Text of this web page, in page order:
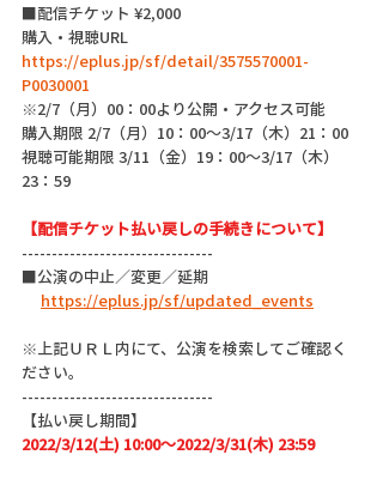
■配信チケット ¥2,000
購入・視聴URL
https://eplus.jp/sf/detail/3575570001-
P0030001
※2/7（月）00：00より公開・アクセス可能
購入期限 2/7（月）10：00～3/17（木）21：00
視聴可能期限 3/11（金）19：00～3/17（木）
23：59
【配信チケット払い戻しの手続きについて】
--------------------------------
■公演の中止／変更／延期
https://eplus.jp/sf/updated_events
※上記ＵＲＬ内にて、公演を検索してご確認く
ださい。
--------------------------------
【払い戻し期間】
2022/3/12(土) 10:00～2022/3/31(木) 23:59